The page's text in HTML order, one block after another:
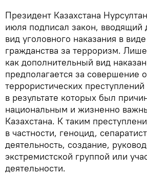
Президент Казахстана
июля подписал закон, вводящий
вид уголовного наказания в
гражданства за терроризм.
как дополнительный вид
предполагается за совершение
террористических преступлений
в результате которых был
национальным и жизненно
Казахстана. К таким
в частности, геноцид,
деятельность, создание,
экстремистской группой или
деятельности.